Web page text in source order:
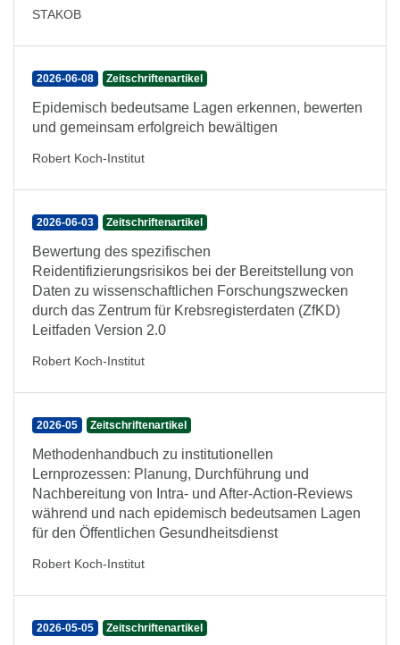
STAKOB
2026-06-08 Zeitschriftenartikel
Epidemisch bedeutsame Lagen erkennen, bewerten
und gemeinsam erfolgreich bewältigen
Robert Koch-Institut
2026-06-03 Zeitschriftenartikel
Bewertung des spezifischen
Reidentifizierungsrisikos bei der Bereitstellung von
Daten zu wissenschaftlichen Forschungszwecken
durch das Zentrum für Krebsregisterdaten (ZfKD)
Leitfaden Version 2.0
Robert Koch-Institut
2026-05 Zeitschriftenartikel
Methodenhandbuch zu institutionellen
Lernprozessen: Planung, Durchführung und
Nachbereitung von Intra- und After-Action-Reviews
während und nach epidemisch bedeutsamen Lagen
für den Öffentlichen Gesundheitsdienst
Robert Koch-Institut
2026-05-05 Zeitschriftenartikel